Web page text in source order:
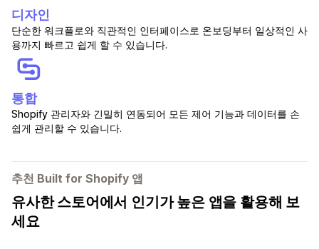
디자인
단순한 워크플로와 직관적인 인터페이스로 온보딩부터 일상적인 사
용까지 빠르고 쉽게 할 수 있습니다.
통합
Shopify 관리자와 긴밀히 연동되어 모든 제어 기능과 데이터를 손
쉽게 관리할 수 있습니다.
추천 Built for Shopify 앱
유사한 스토어에서 인기가 높은 앱을 활용해 보
세요